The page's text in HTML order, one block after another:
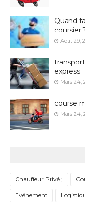
Quand
coursier ?
Août 29,
express
Mars 24,
course
Mars 24,
Chauffeur Privé ;
Événement